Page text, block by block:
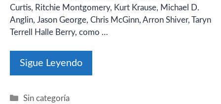
Curtis, Ritchie Montgomery, Kurt Krause, Michael D.
Anglin, Jason George, Chris McGinn, Arron Shiver, Taryn
Terrell Halle Berry, como …
Sigue Leyendo
Categorías
Sin categoría